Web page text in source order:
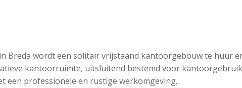
Breda wordt een solitair vrijstaand kantoorgebouw te huur
kantoorruimte, uitsluitend bestemd voor
een professionele en rustige werkomgeving.